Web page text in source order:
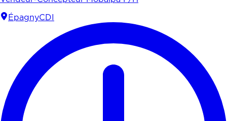
ÉpagnyCDI